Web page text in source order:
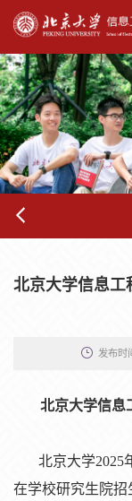
北京大学信息工
发布时
北京大学信息
北京大学2025
在学校研究生院招